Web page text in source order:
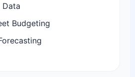
Data
Budgeting